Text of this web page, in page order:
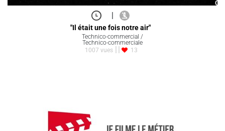
|
"Il était une fois notre air"
Technico-commercial /
Technico-commerciale
1007 vues
13